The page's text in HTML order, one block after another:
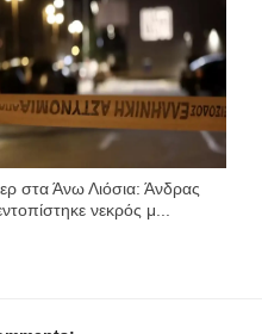
στα Άνω Λιόσια: Άνδρας
νεκρός μ...